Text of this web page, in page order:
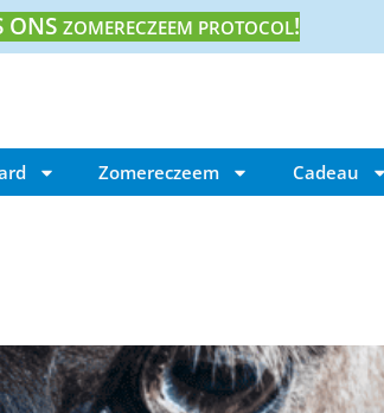
ONS ZOMERECZEEM PROTOCOL!
Zomereczeem Cadeau